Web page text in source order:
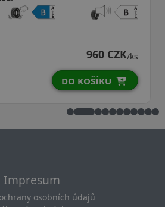
ks
Impresum
osobních údajů